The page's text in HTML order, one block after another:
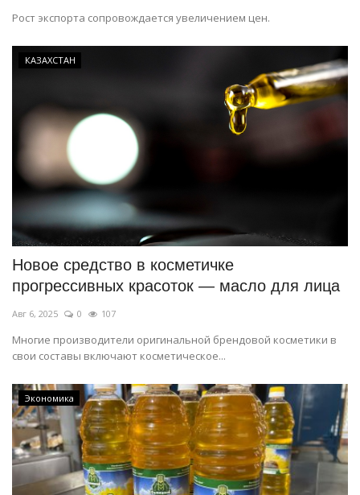
Рост экспорта сопровождается увеличением цен.
КАЗАХСТАН
Новое средство в косметичке
прогрессивных красоток — масло для лица
Авг 6, 2025 0 107
Многие производители оригинальной брендовой косметики в
свои составы включают косметическое...
Экономика